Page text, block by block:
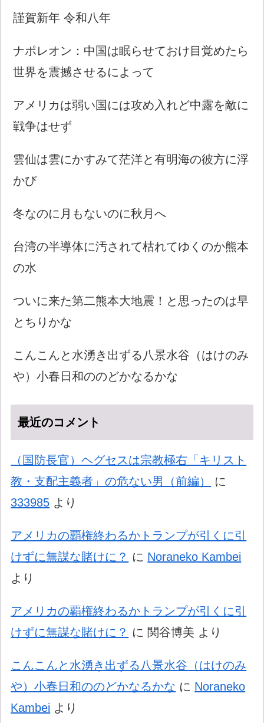
謹賀新年 令和八年
ナポレオン：中国は眠らせておけ目覚めたら
世界を震撼させるによって
アメリカは弱い国には攻め入れど中露を敵に
戦争はせず
雲仙は雲にかすみて茫洋と有明海の彼方に浮
かび
冬なのに月もないのに秋月へ
台湾の半導体に汚されて枯れてゆくのか熊本
の水
ついに来た第二熊本大地震！と思ったのは早
とちりかな
こんこんと水湧き出ずる八景水谷（はけのみ
や）小春日和ののどかなるかな
最近のコメント
（国防長官）ヘグセスは宗教極右「キリスト
教・支配主義者」の危ない男（前編）
に
333985 より
アメリカの覇権終わるかトランプが引くに引
けずに無謀な賭けに？ に Noraneko Kambei
より
アメリカの覇権終わるかトランプが引くに引
けずに無謀な賭けに？ に 関谷博美 より
こんこんと水湧き出ずる八景水谷（はけのみ
や）小春日和ののどかなるかな に Noraneko
Kambei より